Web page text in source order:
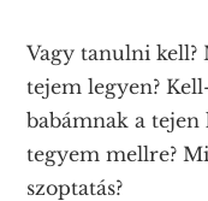
Vagy tanulni kell?
tejem legyen?
babámnak a
tegyem mellre?
szoptatás?